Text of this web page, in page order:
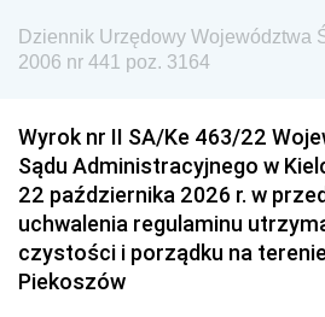
Dziennik Urzędowy Agencji
Dziennik Urzędowy Województwa
2006 nr 441 poz. 3164
Wyrok nr II SA/Ke 463/22
Sądu Administracyjnego w
22 października 2026 r. w
uchwalenia regulaminu
czystości i porządku na
Piekoszów